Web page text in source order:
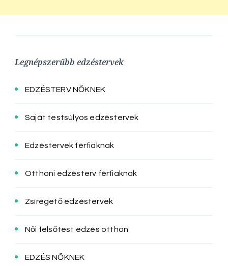
Legnépszerűbb edzéstervek
EDZÉSTERV NŐKNEK
Saját testsúlyos edzéstervek
Edzéstervek férfiaknak
Otthoni edzésterv férfiaknak
Zsírégető edzéstervek
Női felsőtest edzés otthon
EDZÉS NŐKNEK